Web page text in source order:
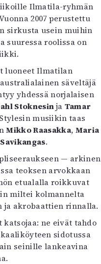
Ilmatila-ryhmän
2007 perustettu
sirkusta usein muihin
suuressa roolissa on
luoneet Ilmatilan
säveltäjä
yhdessä norjalaisen
Stoknesinja Tamar
musiikin taas
Mikko Raasakka, Maria
.
— arkinen
teoksen arvokkaan
etualalla roikkuvat
miltei kolmannelta
akrobaattien rinnalla.
ne eivät tahdo
sidotussa
seinille lankeavina